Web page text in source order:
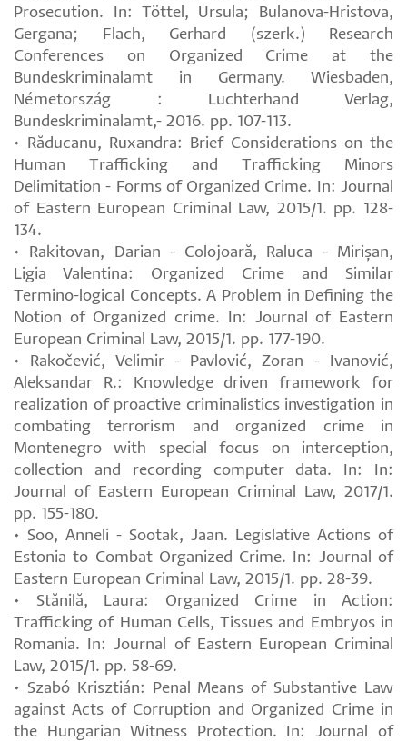
Prosecution. In: Töttel, Ursula; Bulanova-Hristova,
Gergana; Flach, Gerhard (szerk.) Research
Conferences on Organized Crime at the
Bundeskriminalamt in Germany. Wiesbaden,
Németország : Luchterhand Verlag,
Bundeskriminalamt,- 2016. pp. 107-113.
• Răducanu, Ruxandra: Brief Considerations on the
Human Trafficking and Trafficking Minors
Delimitation - Forms of Organized Crime. In: Journal
of Eastern European Criminal Law, 2015/1. pp. 128-
134.
• Rakitovan, Darian - Colojoară, Raluca - Mirișan,
Ligia Valentina: Organized Crime and Similar
Termino-logical Concepts. A Problem in Defining the
Notion of Organized crime. In: Journal of Eastern
European Criminal Law, 2015/1. pp. 177-190.
• Rakočević, Velimir - Pavlović, Zoran - Ivanović,
Aleksandar R.: Knowledge driven framework for
realization of proactive criminalistics investigation in
combating terrorism and organized crime in
Montenegro with special focus on interception,
collection and recording computer data. In: In:
Journal of Eastern European Criminal Law, 2017/1.
pp. 155-180.
• Soo, Anneli - Sootak, Jaan. Legislative Actions of
Estonia to Combat Organized Crime. In: Journal of
Eastern European Criminal Law, 2015/1. pp. 28-39.
• Stănilă, Laura: Organized Crime in Action:
Trafficking of Human Cells, Tissues and Embryos in
Romania. In: Journal of Eastern European Criminal
Law, 2015/1. pp. 58-69.
• Szabó Krisztián: Penal Means of Substantive Law
against Acts of Corruption and Organized Crime in
the Hungarian Witness Protection. In: Journal of